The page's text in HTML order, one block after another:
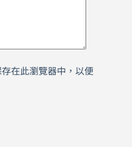
在此瀏覽器中，以便